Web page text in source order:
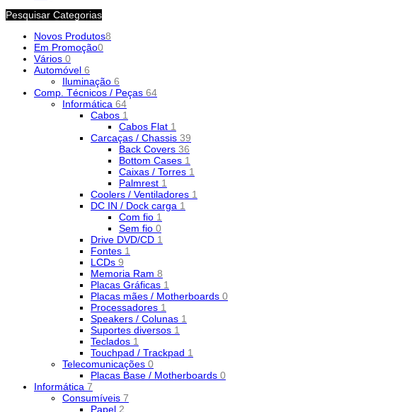
Pesquisar Categorias
Novos Produtos8
Em Promoção0
Vários 0
Automóvel 6
Iluminação 6
Comp. Técnicos / Peças 64
Informática 64
Cabos 1
Cabos Flat 1
Carcaças / Chassis 39
Back Covers 36
Bottom Cases 1
Caixas / Torres 1
Palmrest 1
Coolers / Ventiladores 1
DC IN / Dock carga 1
Com fio 1
Sem fio 0
Drive DVD/CD 1
Fontes 1
LCDs 9
Memoria Ram 8
Placas Gráficas 1
Placas mães / Motherboards 0
Processadores 1
Speakers / Colunas 1
Suportes diversos 1
Teclados 1
Touchpad / Trackpad 1
Telecomunicações 0
Placas Base / Motherboards 0
Informática 7
Consumíveis 7
Papel 2